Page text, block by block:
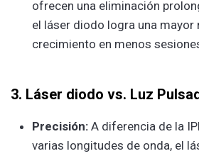
ofrecen una eliminación
el láser diodo logra una mayor
crecimiento en menos
3. Láser diodo vs. Luz
Precisión: A diferencia de la
varias longitudes de onda, el